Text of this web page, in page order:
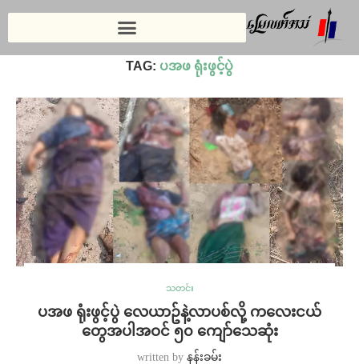
TAG: ပအဖ ရုံးဖွင့်ပွဲ
သတင်း
ပအဖ ရုံးဖွင့်ပွဲ လေယာဥ်နဲ့လာပစ်လို့ ကလေးငယ်
တွေအပါအဝင် ၅၀ ကျော်သေဆုံး
written by နန်းခမ်း